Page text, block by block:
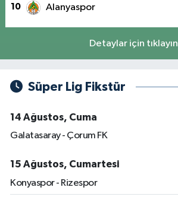
10 Alanyaspor
Detaylar için tıklayın
Süper Lig Fikstür
14 Ağustos, Cuma
Galatasaray - Çorum FK
15 Ağustos, Cumartesi
Konyaspor - Rizespor